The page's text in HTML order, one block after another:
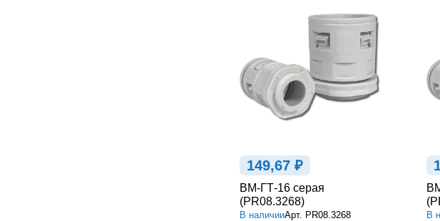
149,67 ₽
ВМ-ГТ-16 серая
(PR08.3268)
В наличииАрт. PR08.3268 В